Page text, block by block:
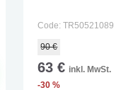
Code: TR50521089
90 €
63 € inkl. MwSt.
-30 %